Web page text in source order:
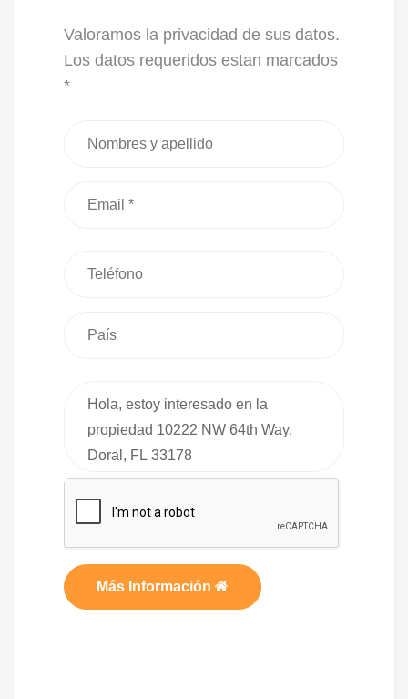
Valoramos la privacidad de sus datos.
Los datos requeridos estan marcados
*
Más Información